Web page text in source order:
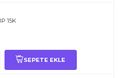
15K
SEPETE EKLE